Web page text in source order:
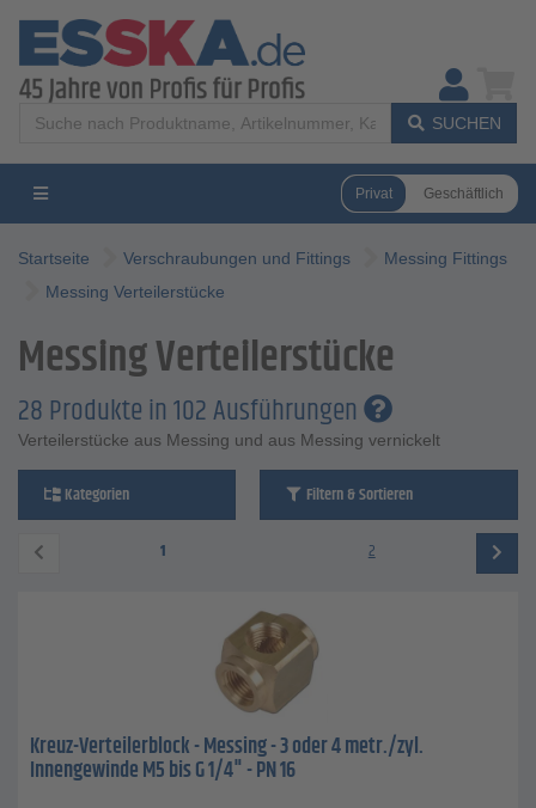
SUCHEN
Privat Geschäftlich
Startseite Verschraubungen und Fittings
Messing Fittings
Messing Verteilerstücke
Messing Verteilerstücke
28 Produkte in 102 Ausführungen
Verteilerstücke aus Messing und aus Messing vernickelt
Kategorien Filtern & Sortieren
1 2
Kreuz-Verteilerblock - Messing - 3 oder 4 metr./zyl.
Innengewinde M5 bis G 1/4" - PN 16